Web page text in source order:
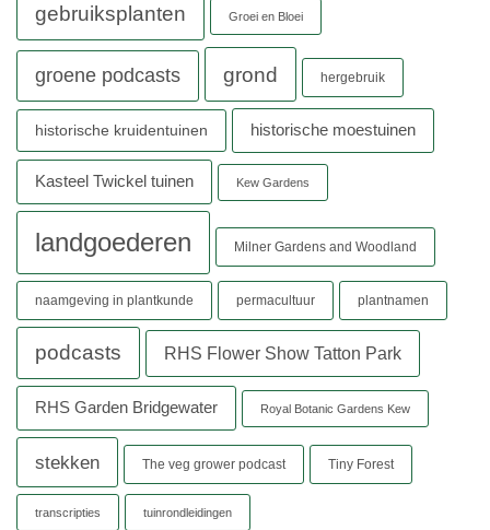
gebruiksplanten Groei en Bloei
groene podcasts grond hergebruik
historische kruidentuinen historische moestuinen
Kasteel Twickel tuinen Kew Gardens
landgoederen Milner Gardens and Woodland
naamgeving in plantkunde permacultuur plantnamen
podcasts RHS Flower Show Tatton Park
RHS Garden Bridgewater Royal Botanic Gardens Kew
stekken The veg grower podcast Tiny Forest
transcripties tuinrondleidingen